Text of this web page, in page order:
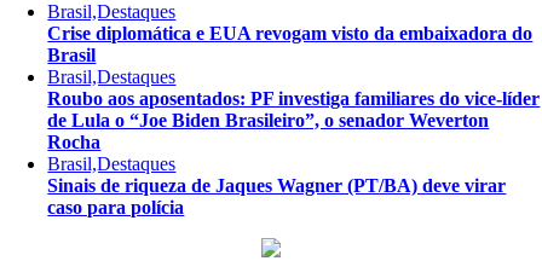
Brasil,Destaques
Crise diplomática e EUA revogam visto da embaixadora do
Brasil
Brasil,Destaques
Roubo aos aposentados: PF investiga familiares do vice-líder
de Lula o “Joe Biden Brasileiro”, o senador Weverton
Rocha
Brasil,Destaques
Sinais de riqueza de Jaques Wagner (PT/BA) deve virar
caso para polícia